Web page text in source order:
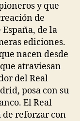
y que
de
de la
ediciones.
nacen desde
atraviesan
del Real
posa con su
El Real
reforzar con